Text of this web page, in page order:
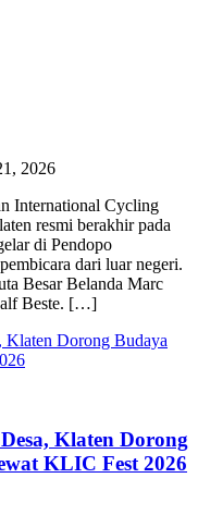
2026
International Cycling
resmi berakhir pada
di Pendopo
dari luar negeri.
Besar Belanda Marc
Beste. […]
Klaten Dorong
KLIC Fest 2026